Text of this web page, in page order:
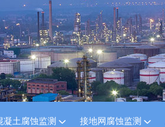
凝土腐蚀监测 接地网腐蚀监测